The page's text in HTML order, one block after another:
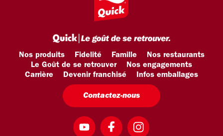
Nos produits Fidelité Famille
Nos restaurants
Le Goût de se retrouver
Nos engagements
Carrière
Devenir franchisé Infos emballages
Contactez-nous